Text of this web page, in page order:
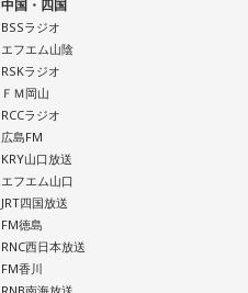
中国・四国
BSSラジオ
エフエム山陰
RSKラジオ
ＦＭ岡山
RCCラジオ
広島FM
KRY山口放送
エフエム山口
JRT四国放送
FM徳島
RNC西日本放送
FM香川